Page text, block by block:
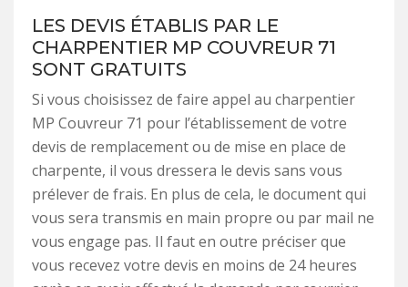
LES DEVIS ÉTABLIS PAR LE
CHARPENTIER MP COUVREUR 71
SONT GRATUITS
Si vous choisissez de faire appel au charpentier
MP Couvreur 71 pour l’établissement de votre
devis de remplacement ou de mise en place de
charpente, il vous dressera le devis sans vous
prélever de frais. En plus de cela, le document qui
vous sera transmis en main propre ou par mail ne
vous engage pas. Il faut en outre préciser que
vous recevez votre devis en moins de 24 heures